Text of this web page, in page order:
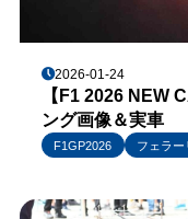
2026-01-24
【F1 2026 NEW
ング画像＆実車
F1GP2026 フェラー